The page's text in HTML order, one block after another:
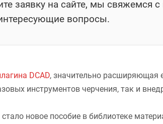
заявку на сайте, мы свяжемся
вопросы.
DCAD, значительно расширяющая
инструментов черчения, так и
новое пособие в библиотеке